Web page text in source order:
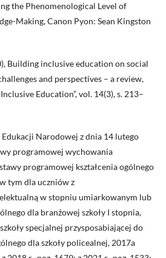
the Phenomenological Level of
Making, Canon Pyon: Sean Kingston
Building inclusive education on social
and perspectives – a review,
Education”, vol. 14(3), s. 213–
Narodowej z dnia 14 lutego
programowej wychowania
programowej kształcenia ogólnego
tym dla uczniów z
w stopniu umiarkowanym lub
dla branżowej szkoły I stopnia,
specjalnej przysposabiającej do
dla szkoły policealnej, 2017a